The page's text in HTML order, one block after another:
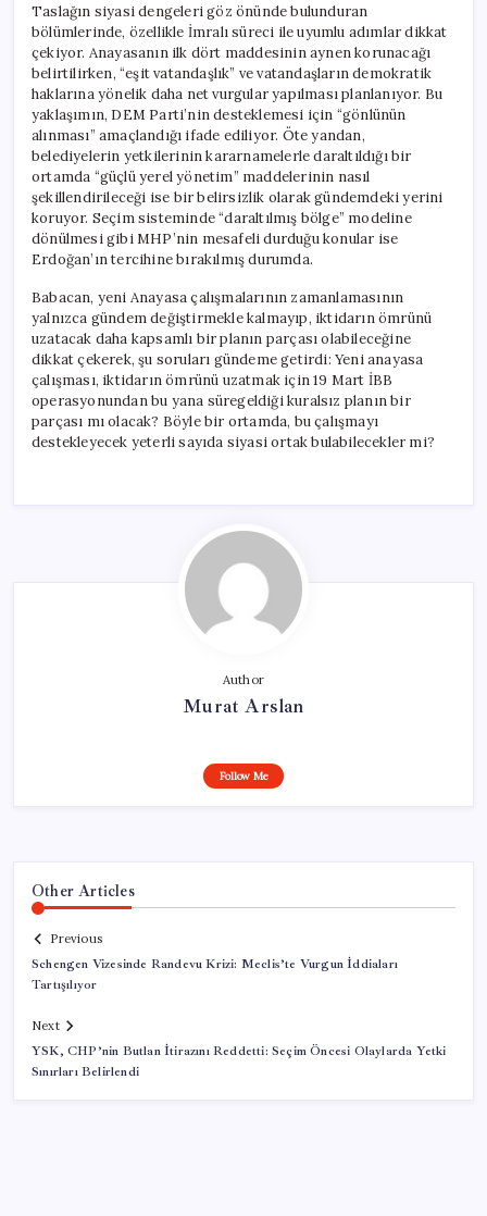
Taslağın siyasi dengeleri göz önünde bulunduran
bölümlerinde, özellikle İmralı süreci ile uyumlu adımlar dikkat
çekiyor. Anayasanın ilk dört maddesinin aynen korunacağı
belirtilirken, “eşit vatandaşlık” ve vatandaşların demokratik
haklarına yönelik daha net vurgular yapılması planlanıyor. Bu
yaklaşımın, DEM Parti’nin desteklemesi için “gönlünün
alınması” amaçlandığı ifade ediliyor. Öte yandan,
belediyelerin yetkilerinin kararnamelerle daraltıldığı bir
ortamda “güçlü yerel yönetim” maddelerinin nasıl
şekillendirileceği ise bir belirsizlik olarak gündemdeki yerini
koruyor. Seçim sisteminde “daraltılmış bölge” modeline
dönülmesi gibi MHP’nin mesafeli durduğu konular ise
Erdoğan’ın tercihine bırakılmış durumda.
Babacan, yeni Anayasa çalışmalarının zamanlamasının
yalnızca gündem değiştirmekle kalmayıp, iktidarın ömrünü
uzatacak daha kapsamlı bir planın parçası olabileceğine
dikkat çekerek, şu soruları gündeme getirdi: Yeni anayasa
çalışması, iktidarın ömrünü uzatmak için 19 Mart İBB
operasyonundan bu yana süregeldiği kuralsız planın bir
parçası mı olacak? Böyle bir ortamda, bu çalışmayı
destekleyecek yeterli sayıda siyasi ortak bulabilecekler mi?
Author
Murat Arslan
Follow Me
Other Articles
Previous
Schengen Vizesinde Randevu Krizi: Meclis’te Vurgun İddiaları
Tartışılıyor
Next
YSK, CHP’nin Butlan İtirazını Reddetti: Seçim Öncesi Olaylarda Yetki
Sınırları Belirlendi